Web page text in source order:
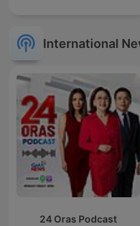
International
24 Oras Podcast